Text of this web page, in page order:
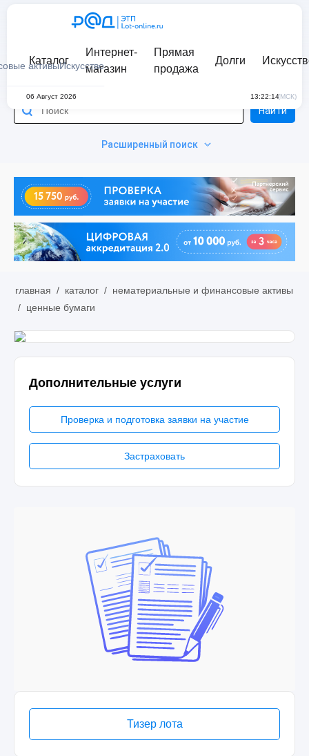
активыИскусство
Каталог
Интернет-
магазин
Прямая
продажа
Долги
06 Август 2026 13:22:14(МСК)
Расширенный поиск
Найти
главная / каталог / нематериальные и финансовые активы
/ ценные бумаги
Дополнительные услуги
Проверка и подготовка заявки на участие
Застраховать
Тизер лота